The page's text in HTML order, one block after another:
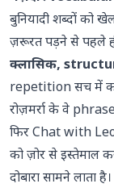
बुनियादी शब्दों को
ज़रूरत पड़ने से पहले
क्लासिक,
repetition सच में
रोज़मर्रा के वे
फिरChat with
को ज़ोर से इस्तेमाल
दोबारा सामने लाता